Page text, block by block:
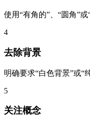
使用“有角的”、“圆角”
4
去除背景
明确要求“白色背景”或“
5
关注概念